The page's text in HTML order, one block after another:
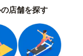
店舗を探す